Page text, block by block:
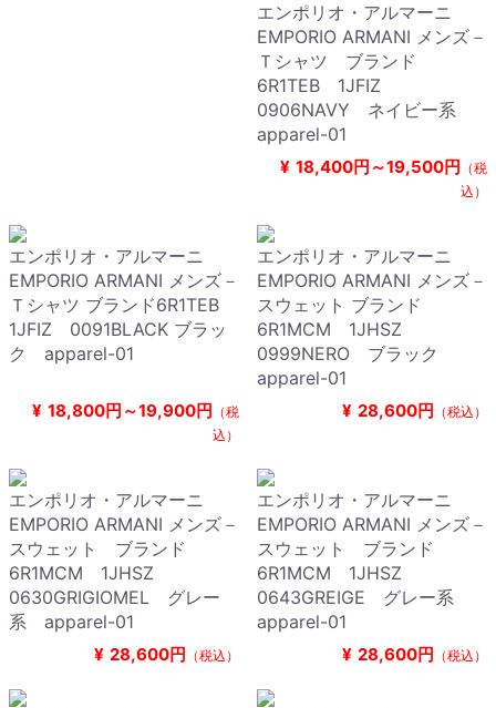
エンポリオ・アルマーニ
EMPORIO ARMANI メンズ－
Ｔシャツ ブランド
6R1TEB 1JFIZ
0906NAVY ネイビー系
apparel-01
¥ 18,400円～19,500円 （税
込）
エンポリオ・アルマーニ
EMPORIO ARMANI メンズ－
Ｔシャツ ブランド6R1TEB
1JFIZ 0091BLACK ブラッ
ク apparel-01
¥ 18,800円～19,900円 （税
込）
エンポリオ・アルマーニ
EMPORIO ARMANI メンズ－
スウェット ブランド
6R1MCM 1JHSZ
0999NERO ブラック
apparel-01
¥ 28,600円 （税込）
エンポリオ・アルマーニ
EMPORIO ARMANI メンズ－
スウェット ブランド
6R1MCM 1JHSZ
0630GRIGIOMEL グレー
系 apparel-01
¥ 28,600円 （税込）
エンポリオ・アルマーニ
EMPORIO ARMANI メンズ－
スウェット ブランド
6R1MCM 1JHSZ
0643GREIGE グレー系
apparel-01
¥ 28,600円 （税込）